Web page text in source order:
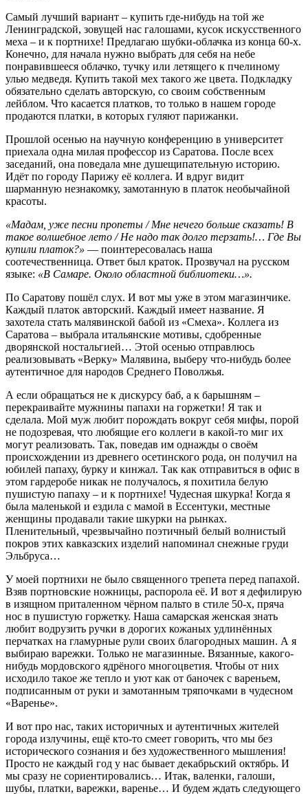
Самый лучший вариант – купить где-нибудь на той же
Ленинградской, зовущей нас галошами, кусок искусственного
меха – и к портнихе! Предлагаю шубки-облачка из конца 60-х.
Конечно, для начала нужно выбрать для себя на небе
понравившееся облачко, тучку или летящего к пчелиному
улью медведя. Купить такой мех такого же цвета. Подкладку
обязательно сделать авторскую, со своим собственным
лейблом. Что касается платков, то только в нашем городе
продаются платки, в которых гуляют парижанки.
Прошлой осенью на научную конференцию в университет
приехала одна милая профессор из Саратова. После всех
заседаний, она поведала мне душещипательную историю.
Идёт по городу Парижу её коллега. И вдруг видит
шарманную незнакомку, замотанную в платок необычайной
красоты.
«Мадам, уже песни пропеты / Мне нечего больше сказать! В
такое волшебное лето / Не надо так долго терзать!… Где Вы
купили платок?» — поинтересовалась наша
соотечественница. Ответ был краток. Прозвучал на русском
языке: «В Самаре. Около областной библиотеки…».
По Саратову пошёл слух. И вот мы уже в этом магазинчике.
Каждый платок авторский. Каждый имеет название. Я
захотела стать малявинской бабой из «Смеха». Коллега из
Саратова – выбрала итальянские мотивы, сдобренные
дворянской ностальгией… Этой осенью отправлюсь
реализовывать «Верку» Малявина, выберу что-нибудь более
аутентичное для народов Среднего Поволжья.
А если обращаться не к дискурсу баб, а к барышням –
перекраивайте мужнины папахи на горжетки! Я так и
сделала. Мой муж любит порождать вокруг себя мифы, порой
не подозревая, что любящие его коллеги в какой-то миг их
могут реализовать. Так, поведав им однажды о своём
происхождении из древнего осетинского рода, он получил на
юбилей папаху, бурку и кинжал. Так как отправиться в офис в
этом гардеробе никак не получалось, я похитила белую
пушистую папаху – и к портнихе! Чудесная шкурка! Когда я
была маленькой и ездила с мамой в Ессентуки, местные
женщины продавали такие шкурки на рынках.
Пленительный, чрезвычайно поэтичный белый волнистый
покров этих кавказских изделий напоминал снежные груди
Эльбруса…
У моей портнихи не было священного трепета перед папахой.
Взяв портновские ножницы, распорола её. И вот я дефилирую
в изящном приталенном чёрном пальто в стиле 50-х, пряча
нос в пушистую горжетку. Наша самарская женская знать
любит водрузить ручки в дорогих кожаных удлинённых
перчатках на гламурные рули своих благородных машин. А я
выбираю варежки. Только не магазинные. Вязанные, какого-
нибудь мордовского ядрёного многоцветия. Чтобы от них
исходило такое же тепло и уют как от баночек с вареньем,
подписанным от руки и замотанным тряпочками в чудесном
«Варенье».
И вот про нас, таких историчных и аутентичных жителей
города излучины, ещё кто-то смеет говорить, что мы без
исторического сознания и без художественного мышления!
Просто не каждый год у нас бывает декабрьский октябрь. И
мы сразу не сориентировались… Итак, валенки, галоши,
шубы, платки, варежки, варенье… И будем ждать следующего